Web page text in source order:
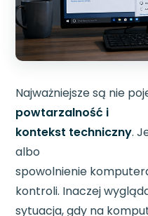
Najważniejsze są nie
powtarzalność i
kontekst techniczny.
albo
spowolnienie
kontroli. Inaczej
sytuacja, gdy na